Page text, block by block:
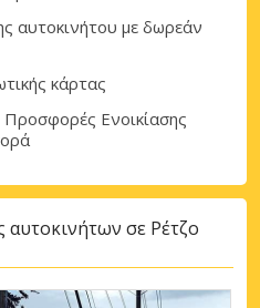
αυτοκινήτου με δωρεάν
κάρτας
Προσφορές Ενοικίασης
αυτοκινήτων σε Ρέτζο